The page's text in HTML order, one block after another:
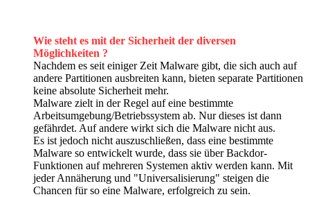
Wie steht es mit der Sicherheit der diversen
Möglichkeiten ?
Nachdem es seit einiger Zeit Malware gibt, die sich auch auf
andere Partitionen ausbreiten kann, bieten separate Partitionen
keine absolute Sicherheit mehr.
Malware zielt in der Regel auf eine bestimmte
Arbeitsumgebung/Betriebssystem ab. Nur dieses ist dann
gefährdet. Auf andere wirkt sich die Malware nicht aus.
Es ist jedoch nicht auszuschließen, dass eine bestimmte
Malware so entwickelt wurde, dass sie über Backdor-
Funktionen auf mehreren Systemen aktiv werden kann. Mit
jeder Annäherung und "Universalisierung" steigen die
Chancen für so eine Malware, erfolgreich zu sein.